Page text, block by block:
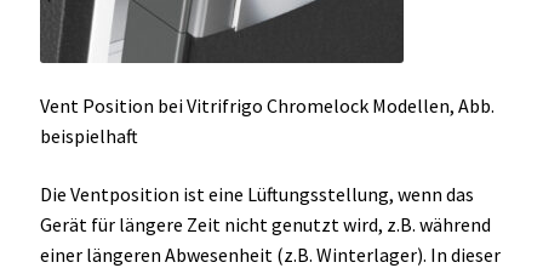
Vent Position bei Vitrifrigo Chromelock Modellen, Abb.
beispielhaft
Die Ventposition ist eine Lüftungsstellung, wenn das
Gerät für längere Zeit nicht genutzt wird, z.B. während
einer längeren Abwesenheit (z.B. Winterlager). In dieser